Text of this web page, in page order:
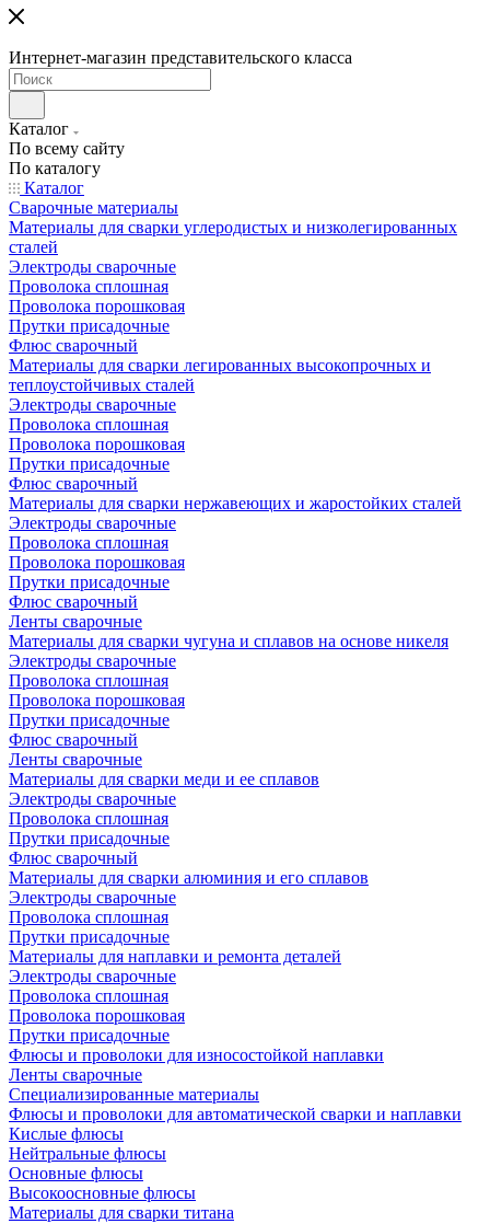
Интернет-магазин представительского класса
Каталог
По всему сайту
По каталогу
Каталог
Сварочные материалы
Материалы для сварки углеродистых и низколегированных
сталей
Электроды сварочные
Проволока сплошная
Проволока порошковая
Прутки присадочные
Флюс сварочный
Материалы для сварки легированных высокопрочных и
теплоустойчивых сталей
Электроды сварочные
Проволока сплошная
Проволока порошковая
Прутки присадочные
Флюс сварочный
Материалы для сварки нержавеющих и жаростойких сталей
Электроды сварочные
Проволока сплошная
Проволока порошковая
Прутки присадочные
Флюс сварочный
Ленты сварочные
Материалы для сварки чугуна и сплавов на основе никеля
Электроды сварочные
Проволока сплошная
Проволока порошковая
Прутки присадочные
Флюс сварочный
Ленты сварочные
Материалы для сварки меди и ее сплавов
Электроды сварочные
Проволока сплошная
Прутки присадочные
Флюс сварочный
Материалы для сварки алюминия и его сплавов
Электроды сварочные
Проволока сплошная
Прутки присадочные
Материалы для наплавки и ремонта деталей
Электроды сварочные
Проволока сплошная
Проволока порошковая
Прутки присадочные
Флюсы и проволоки для износостойкой наплавки
Ленты сварочные
Специализированные материалы
Флюсы и проволоки для автоматической сварки и наплавки
Кислые флюсы
Нейтральные флюсы
Основные флюсы
Высокоосновные флюсы
Материалы для сварки титана